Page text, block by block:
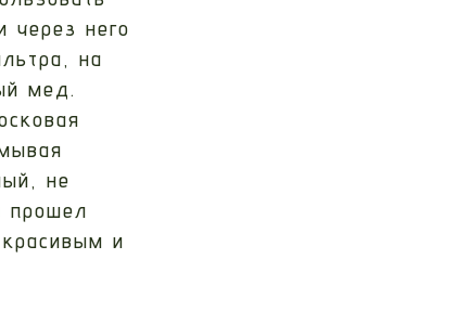
него
на
мед.
не
прошел
и